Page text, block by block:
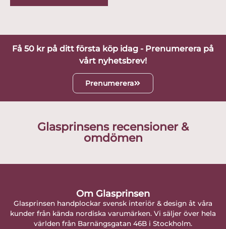
Få 50 kr på ditt första köp idag - Prenumerera på
vårt nyhetsbrev!
Prenumerera
Glasprinsens recensioner &
omdömen
Om Glasprinsen
Glasprinsen handplockar svensk interiör & design åt våra
kunder från kända nordiska varumärken. Vi säljer över hela
världen från Barnängsgatan 46B i Stockholm.